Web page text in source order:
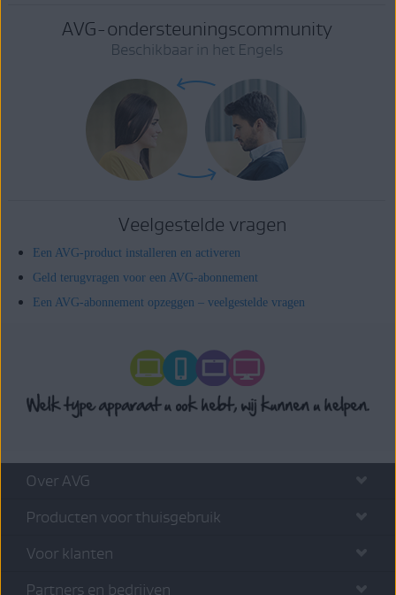
AVG-ondersteuningscommunity
Beschikbaar in het Engels
Veelgestelde vragen
Een AVG-product installeren en activeren
Geld terugvragen voor een AVG-abonnement
Een AVG-abonnement opzeggen – veelgestelde vragen
Over AVG
Producten voor thuisgebruik
Voor klanten
Partners en bedrijven